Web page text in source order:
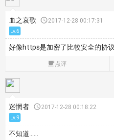
血之哀歌 2017-12-28 00:17:31
Lv.6
好像https是加密了比較安全的协
点评
迷惘者 2017-12-28 00:18:22
Lv.9
不知道……